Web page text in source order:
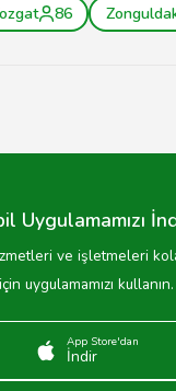
86
Uygulamamızı
ve işletmeleri
için uygulamamızı kullanın.
App Store'dan
İndir